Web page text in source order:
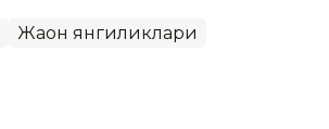
Жаҳон янгиликлари